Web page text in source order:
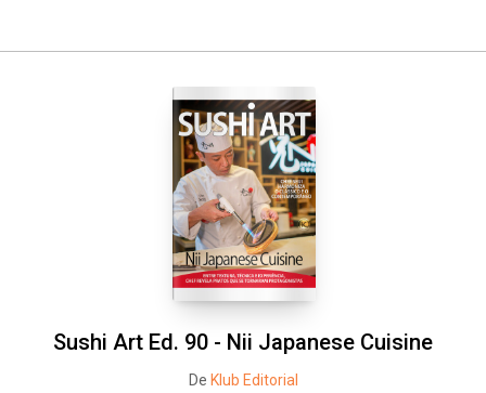
Sushi Art Ed. 90 - Nii Japanese Cuisine
De Klub Editorial